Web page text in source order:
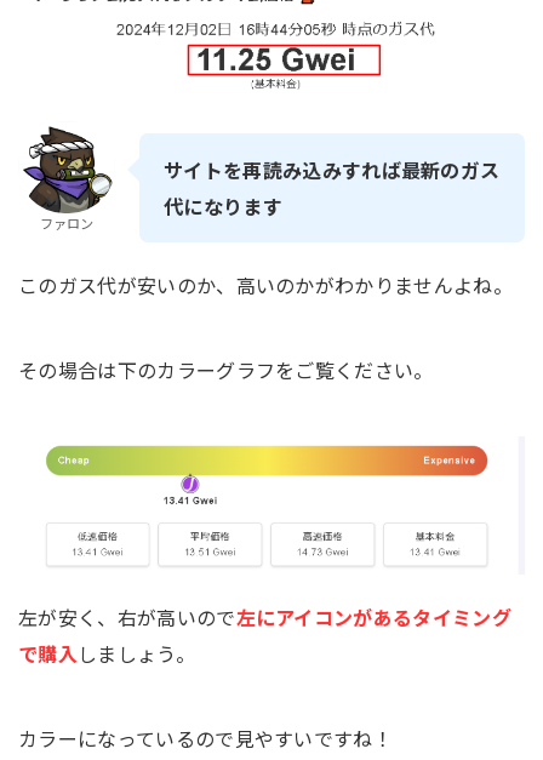
ファロン
サイトを再読み込みすれば最新のガス
代になります
このガス代が安いのか、高いのかがわかりませんよね。
その場合は下のカラーグラフをご覧ください。
左が安く、右が高いので左にアイコンがあるタイミング
で購入しましょう。
カラーになっているので見やすいですね！